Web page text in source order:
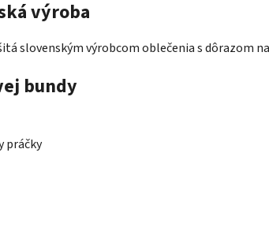
výroba
slovenským výrobcom oblečenia s dôrazom
bundy
práčky